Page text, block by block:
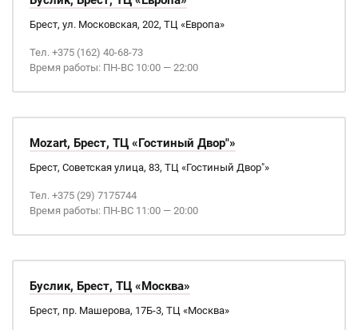
Брест, ул. Московская, 202, ТЦ «Европа»
Тел. +375 (162) 40-68-73
Время работы: ПН-ВС 10:00 — 22:00
Mozart, Брест, ТЦ «Гостиный Двор"»
Брест, Советская улица, 83, ТЦ «Гостиный Двор"»
Тел. +375 (29) 7175744
Время работы: ПН-ВС 11:00 — 20:00
Буслик, Брест, ТЦ «Москва»
Брест, пр. Машерова, 17Б-3, ТЦ «Москва»